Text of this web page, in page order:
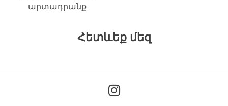
արտադրանք
Հետևեք մեզ
I
n